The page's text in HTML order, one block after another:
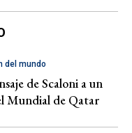
del mundo
de Scaloni a un
Mundial de Qatar